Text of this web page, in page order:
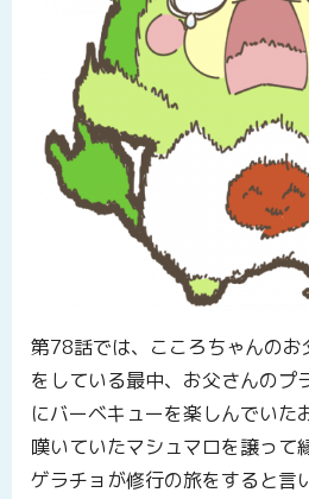
第78話では、こころちゃんのお
をしている最中、お父さんのプ
にバーベキューを楽しんでいた
嘆いていたマシュマロを譲って
ゲラチョが修行の旅をすると言